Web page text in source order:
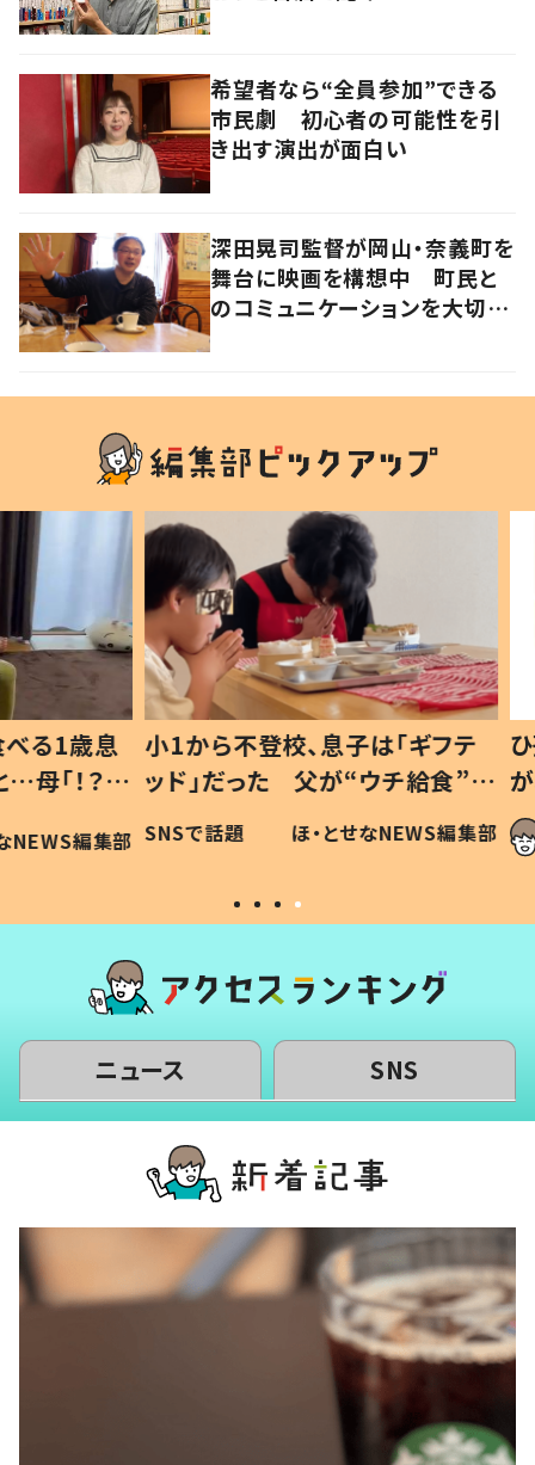
希望者なら“全員参加”できる
市民劇 初心者の可能性を引
き出す演出が面白い
深田晃司監督が岡山・奈義町を
舞台に映画を構想中 町民と
のコミュニケーションを大切に
歳息
？」
編集部
小1から不登校、息子は「ギフテ
ッド」だった 父が“ウチ給食”を
作り続ける理由とは #令和の親
#令和の子
SNSで話題 ほ・とせなNEWS編集部
ひ孫
が、
「涙が
い」
ニュース SNS